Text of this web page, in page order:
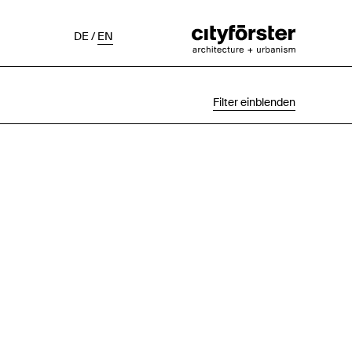
DE/EN
Filter einblenden